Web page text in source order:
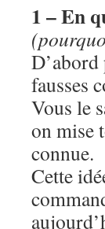
1 – En
D’abord
fausses
Vous le
on mise
connue.
Cette